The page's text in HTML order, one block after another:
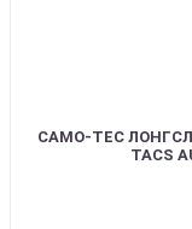
CAMO-TEC
TACS